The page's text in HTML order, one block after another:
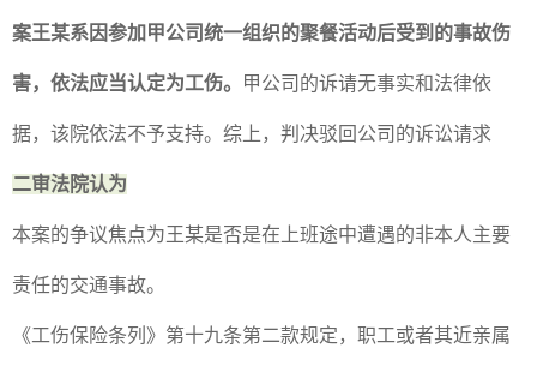
案王某系因参加甲公司统一组织的聚餐活动后受到的事故伤
害，依法应当认定为工伤。 甲公司的诉请无事实和法律依
据，该院依法不予支持。综上，判决驳回公司的诉讼请求
二审法院认为
本案的争议焦点为王某是否是在上班途中遭遇的非本人主要
责任的交通事故。
《工伤保险条列》第十九条第二款规定，职工或者其近亲属